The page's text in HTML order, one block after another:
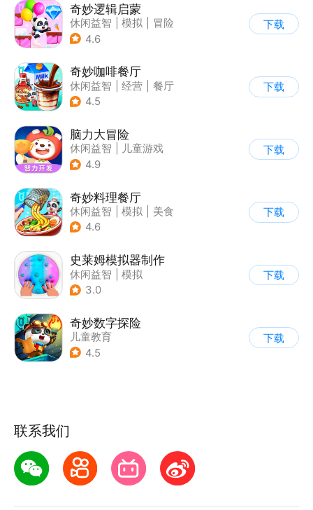
奇妙逻辑启蒙
休闲益智 模拟
冒险
| 宝宝巴士
4.6
下载
奇妙咖啡餐厅
休闲益智 经营
餐厅
| 宝宝巴士
4.5
下载
脑力大冒险
休闲益智
儿童游戏
| 卡通
4.9
下载
奇妙料理餐厅
休闲益智 模拟
美食
| 宝宝巴士
4.6
下载
史莱姆模拟器制作
休闲益智
模拟
| 史莱姆
3.0
下载
奇妙数字探险
儿童教育
| 儿童益智游戏
4.5
下载
联系我们